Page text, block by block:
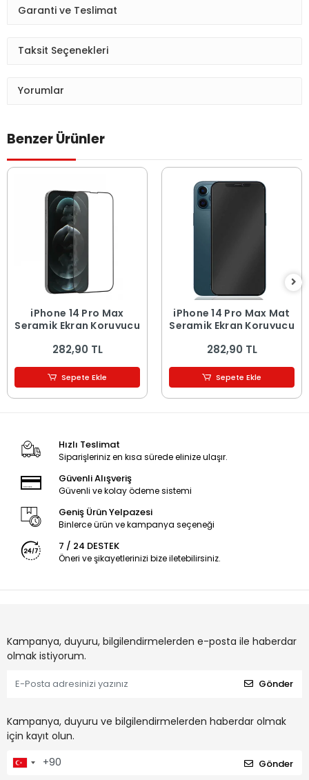
Garanti ve Teslimat
Taksit Seçenekleri
Yorumlar
Benzer Ürünler
iPhone 14 Pro Max
Seramik Ekran Koruyucu
282,90 TL
Sepete Ekle
iPhone 14 Pro Max Mat
Seramik Ekran Koruyucu
282,90 TL
Sepete Ekle
Hızlı Teslimat
Siparişleriniz en kısa sürede elinize ulaşır.
Güvenli Alışveriş
Güvenli ve kolay ödeme sistemi
Geniş Ürün Yelpazesi
Binlerce ürün ve kampanya seçeneği
7 / 24 DESTEK
Öneri ve şikayetlerinizi bize iletebilirsiniz.
Kampanya, duyuru, bilgilendirmelerden e-posta ile haberdar
olmak istiyorum.
Gönder
Kampanya, duyuru ve bilgilendirmelerden haberdar olmak
için kayıt olun.
Gönder